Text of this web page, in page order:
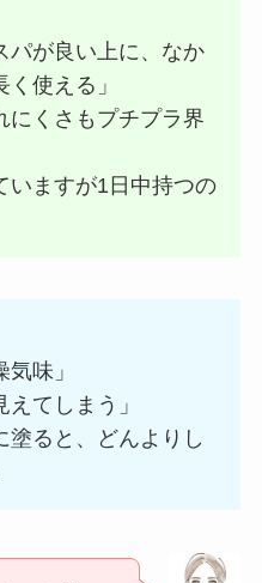
パが良い上に、なか
使える」
にくさもプチプラ界
いますが1日中持つの
気味」
えてしまう」
塗ると、どんよりし